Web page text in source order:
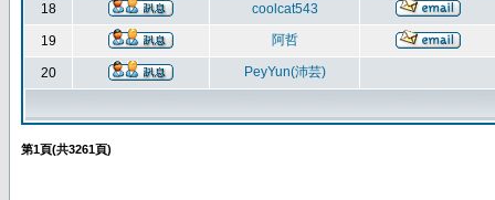
18 coolcat543
19 阿哲
20 PeyYun(沛芸)
第1頁(共3261頁)